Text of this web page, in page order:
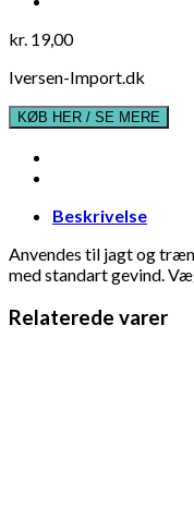
kr. 19,00
Iversen-Import.dk
KØB HER / SE MERE
Beskrivelse
Anvendes til jagt og
med standart gevind.
Relaterede varer